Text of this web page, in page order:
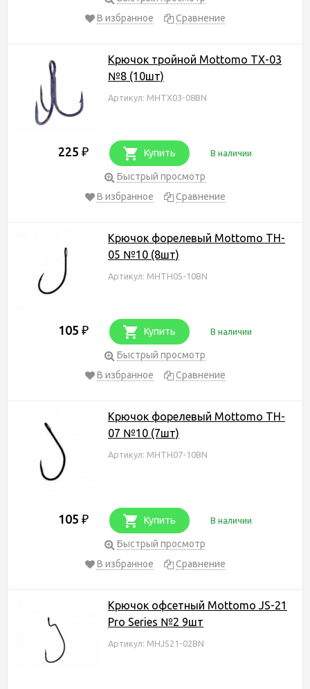
В избранное
Сравнение
Крючок тройной Mottomo TX-03
№8 (10шт)
Артикул: MHTX03-08BN
225 ₽ Купить В наличии
Быстрый просмотр
В избранное
Сравнение
Крючок форелевый Mottomo TH-
05 №10 (8шт)
Артикул: MHTH05-10BN
105 ₽ Купить В наличии
Быстрый просмотр
В избранное
Сравнение
Крючок форелевый Mottomo TH-
07 №10 (7шт)
Артикул: MHTH07-10BN
105 ₽ Купить В наличии
Быстрый просмотр
В избранное
Сравнение
Крючок офсетный Mottomo JS-21
Pro Series №2 9шт
Артикул: MHJS21-02BN